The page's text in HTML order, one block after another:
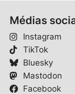
Médias
Instagram
TikTok
Bluesky
Mastodon
Facebook